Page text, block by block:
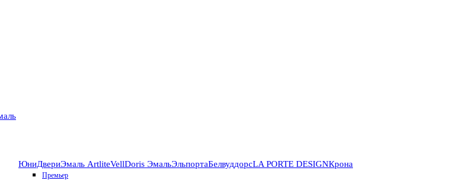
ЮниДвериЭмаль ArtliteVellDoris ЭмальЭльпортаБелвуддорсLA PORTE DESIGNКрона
Премьер